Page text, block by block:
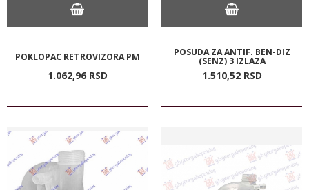
POKLOPAC RETROVIZORA PM
1.062,96 RSD
POSUDA ZA ANTIF. BEN-DIZ
(SENZ) 3 IZLAZA
1.510,52 RSD